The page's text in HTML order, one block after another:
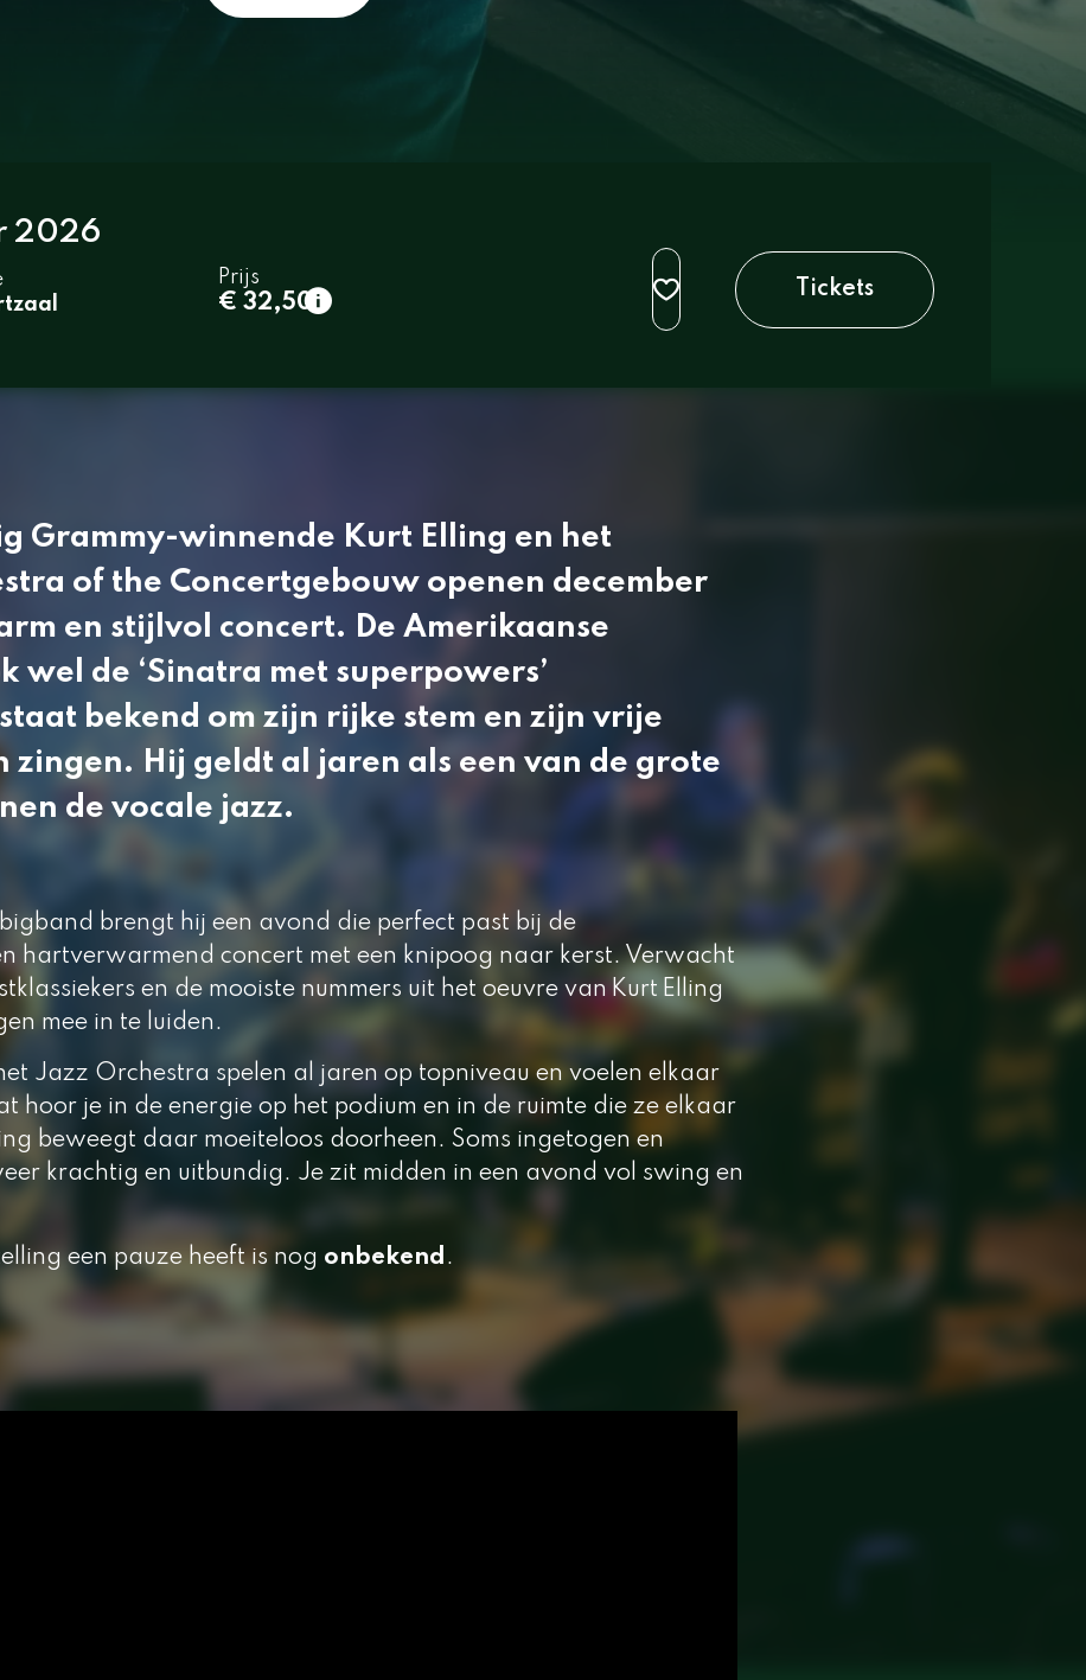
2026
Prijs
€ 32,50
1e rang
normaal
Tickets
Grammy-winnende Kurt Elling en het
of the Concertgebouw openen december
en stijlvol concert. De Amerikaanse
wel de ‘Sinatra met superpowers’
bekend om zijn rijke stem en zijn vrije
zingen. Hij geldt al jaren als een van de grote
de vocale jazz.
brengt hij een avond die perfect past bij de
hartverwarmend concert met een knipoog naar kerst. Verwacht
en de mooiste nummers uit het oeuvre van Kurt Elling
mee in te luiden.
Jazz Orchestra spelen al jaren op topniveau en voelen elkaar
hoor je in de energie op het podium en in de ruimte die ze elkaar
beweegt daar moeiteloos doorheen. Soms ingetogen en
krachtig en uitbundig. Je zit midden in een avond vol swing en
een pauze heeft is nog onbekend .